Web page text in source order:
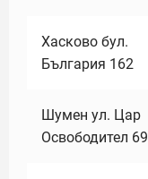
Хасково бул.
България 162
Шумен ул. Цар
Освободител 69